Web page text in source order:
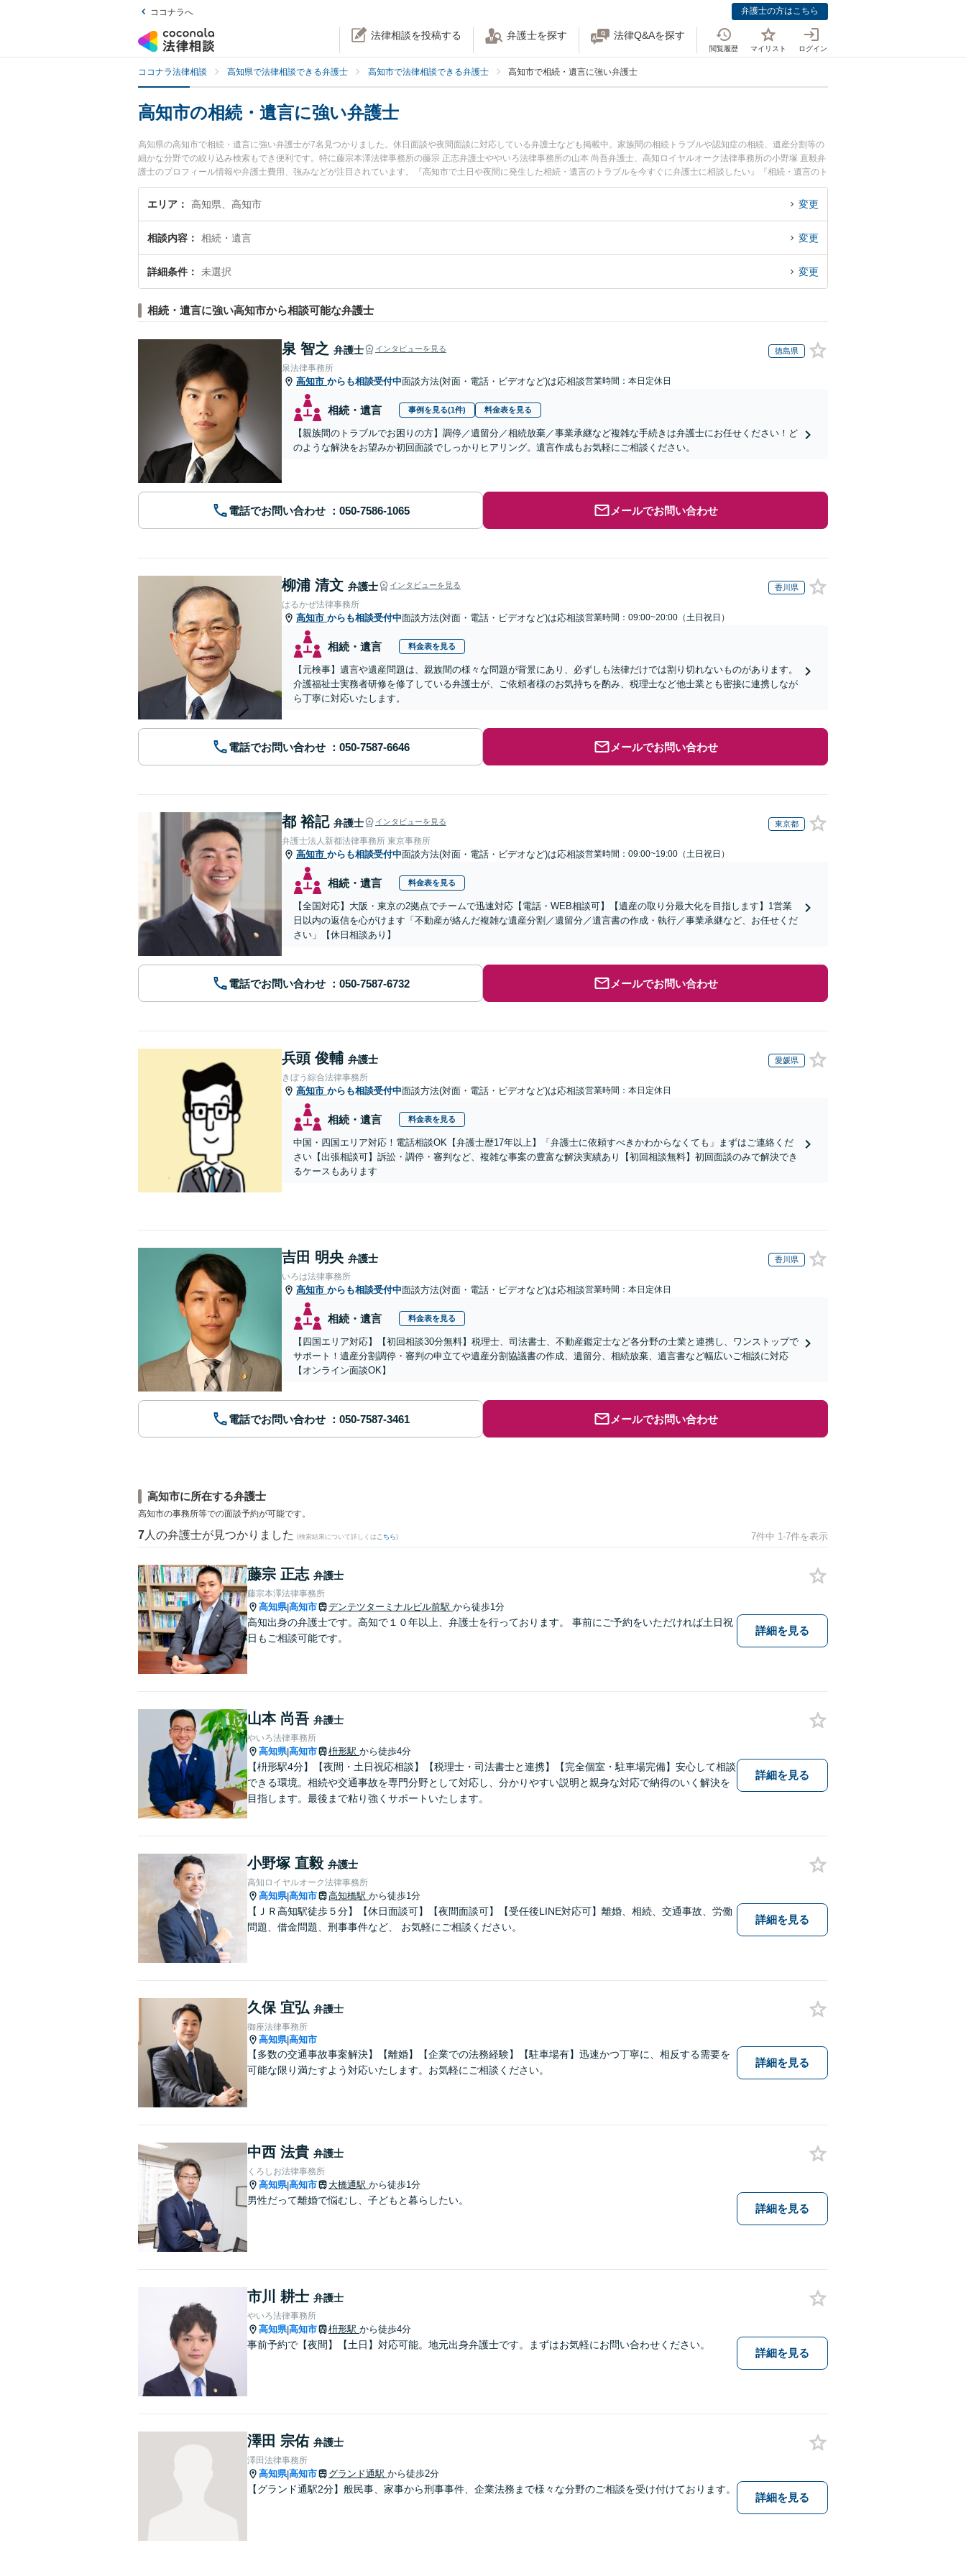
ココナラへ 弁護士の方はこちら
法律相談を投稿する 弁護士を探す 法律Q&Aを探す
閲覧履歴 マイリスト ログイン
ココナラ法律相談 高知県で法律相談できる弁護士 高知市で法律相談できる弁護士 高知市で相続・遺言に強い弁護士
高知市の相続・遺言に強い弁護士
高知県の高知市で相続・遺言に強い弁護士が7名見つかりました。休日面談や夜間面談に対応している弁護士なども掲載中。家族間の相続トラブルや認知症の相続、遺産分割等の
細かな分野での絞り込み検索もでき便利です。特に藤宗本澤法律事務所の藤宗 正志弁護士ややいろ法律事務所の山本 尚吾弁護士、高知ロイヤルオーク法律事務所の小野塚 直毅弁
護士のプロフィール情報や弁護士費用、強みなどが注目されています。『高知市で土日や夜間に発生した相続・遺言のトラブルを今すぐに弁護士に相談したい』『相続・遺言のト
ラブル解決の実績豊富な近くの弁護士を検索したい』『初回相談無料で相続・遺言を法律相談できる高知市内の弁護士に相談予約したい』などでお困りの相談者さんにおすすめで
す。エリア 高知県、高知市 変更
相談内容 相続・遺言 変更
詳細条件 未選択 変更
相続・遺言に強い高知市から相談可能な弁護士
泉 智之 弁護士 インタビューを見る 徳島県
泉法律事務所
高知市 からも相談受付中面談方法(対面・電話・ビデオなど)は応相談営業時間：本日定休日
相続・遺言 事例を見る(1件) 料金表を見る
【親族間のトラブルでお困りの方】調停／遺留分／相続放棄／事業承継など複雑な手続きは弁護士にお任せください！ど
のような解決をお望みか初回面談でしっかりヒアリング。遺言作成もお気軽にご相談ください。
電話でお問い合わせ メールでお問い合わせ
柳浦 清文 弁護士 インタビューを見る 香川県
はるかぜ法律事務所
高知市 からも相談受付中面談方法(対面・電話・ビデオなど)は応相談営業時間：09:00~20:00（土日祝日）
相続・遺言 料金表を見る
【元検事】遺言や遺産問題は、親族間の様々な問題が背景にあり、必ずしも法律だけでは割り切れないものがあります。
介護福祉士実務者研修を修了している弁護士が、ご依頼者様のお気持ちを酌み、税理士など他士業とも密接に連携しなが
ら丁寧に対応いたします。
電話でお問い合わせ メールでお問い合わせ
都 裕記 弁護士 インタビューを見る 東京都
弁護士法人新都法律事務所 東京事務所
高知市 からも相談受付中面談方法(対面・電話・ビデオなど)は応相談営業時間：09:00~19:00（土日祝日）
相続・遺言 料金表を見る
【全国対応】大阪・東京の2拠点でチームで迅速対応【電話・WEB相談可】【遺産の取り分最大化を目指します】1営業
日以内の返信を心がけます「不動産が絡んだ複雑な遺産分割／遺留分／遺言書の作成・執行／事業承継など、お任せくだ
さい」【休日相談あり】
電話でお問い合わせ メールでお問い合わせ
兵頭 俊輔 弁護士 愛媛県
きぼう綜合法律事務所
高知市 からも相談受付中面談方法(対面・電話・ビデオなど)は応相談営業時間：本日定休日
相続・遺言 料金表を見る
中国・四国エリア対応！電話相談OK【弁護士歴17年以上】「弁護士に依頼すべきかわからなくても」まずはご連絡くだ
さい【出張相談可】訴訟・調停・審判など、複雑な事案の豊富な解決実績あり【初回相談無料】初回面談のみで解決でき
るケースもあります
吉田 明央 弁護士 香川県
いろは法律事務所
高知市 からも相談受付中面談方法(対面・電話・ビデオなど)は応相談営業時間：本日定休日
相続・遺言 料金表を見る
【四国エリア対応】【初回相談30分無料】税理士、司法書士、不動産鑑定士など各分野の士業と連携し、ワンストップで
サポート！遺産分割調停・審判の申立てや遺産分割協議書の作成、遺留分、相続放棄、遺言書など幅広いご相談に対応
【オンライン面談OK】
電話でお問い合わせ メールでお問い合わせ
高知市に所在する弁護士
高知市の事務所等での面談予約が可能です。
7 人の弁護士が見つかりました (検索結果について詳しくは こちら) 7件中 1-7件を表示
藤宗 正志 弁護士
藤宗本澤法律事務所
高知県|高知市 デンテツターミナルビル前駅 から徒歩1分
高知出身の弁護士です。高知で１０年以上、弁護士を行っております。 事前にご予約をいただければ土日祝
日もご相談可能です。
詳細を見る
山本 尚吾 弁護士
やいろ法律事務所
高知県|高知市 枡形駅 から徒歩4分
【枡形駅4分】【夜間・土日祝応相談】【税理士・司法書士と連携】【完全個室・駐車場完備】安心して相談
できる環境。相続や交通事故を専門分野として対応し、分かりやすい説明と親身な対応で納得のいく解決を
目指します。最後まで粘り強くサポートいたします。
詳細を見る
小野塚 直毅 弁護士
高知ロイヤルオーク法律事務所
高知県|高知市 高知橋駅 から徒歩1分
【ＪＲ高知駅徒歩５分】【休日面談可】【夜間面談可】【受任後LINE対応可】離婚、相続、交通事故、労働
問題、借金問題、刑事事件など、 お気軽にご相談ください。
詳細を見る
久保 宜弘 弁護士
御座法律事務所
高知県|高知市
【多数の交通事故事案解決】【離婚】【企業での法務経験】【駐車場有】迅速かつ丁寧に、相反する需要を
可能な限り満たすよう対応いたします。お気軽にご相談ください。
詳細を見る
中西 法貴 弁護士
くろしお法律事務所
高知県|高知市 大橋通駅 から徒歩1分
男性だって離婚で悩むし、子どもと暮らしたい。
詳細を見る
市川 耕士 弁護士
やいろ法律事務所
高知県|高知市 枡形駅 から徒歩4分
事前予約で【夜間】【土日】対応可能。地元出身弁護士です。まずはお気軽にお問い合わせください。
詳細を見る
澤田 宗佑 弁護士
澤田法律事務所
高知県|高知市 グランド通駅 から徒歩2分
【グランド通駅2分】般民事、家事から刑事事件、企業法務まで様々な分野のご相談を受け付けております。
詳細を見る